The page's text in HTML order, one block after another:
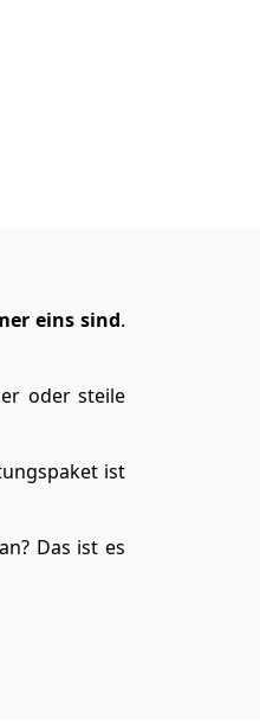
eins sind.
oder steile
ist
Das ist es